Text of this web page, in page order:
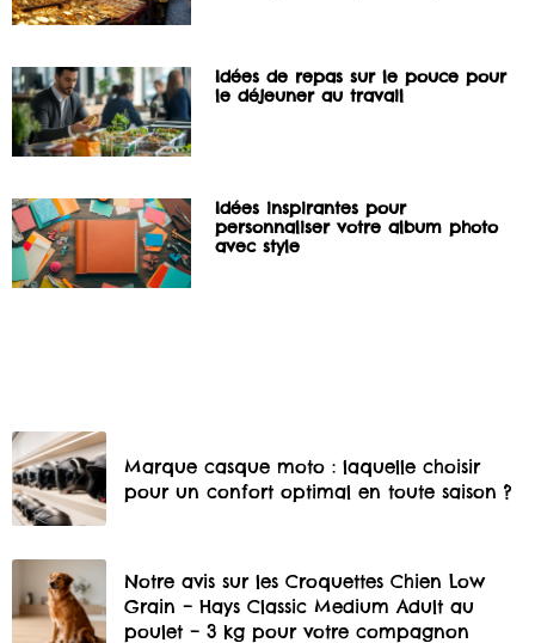
Idées de repas sur le pouce pour
le déjeuner au travail
Idées inspirantes pour
personnaliser votre album photo
avec style
Marque casque moto : laquelle choisir
pour un confort optimal en toute saison ?
Notre avis sur les Croquettes Chien Low
Grain – Hays Classic Medium Adult au
poulet – 3 kg pour votre compagnon